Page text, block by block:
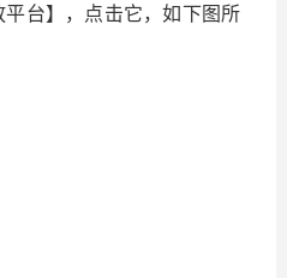
台】，点击它，如下图所